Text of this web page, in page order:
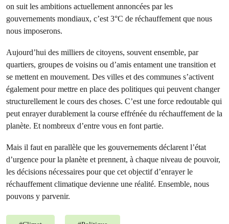
on suit les ambitions actuellement annoncées par les
gouvernements mondiaux, c’est 3°C de réchauffement que nous
nous imposerons.
Aujourd’hui des milliers de citoyens, souvent ensemble, par
quartiers, groupes de voisins ou d’amis entament une transition et
se mettent en mouvement. Des villes et des communes s’activent
également pour mettre en place des politiques qui peuvent changer
structurellement le cours des choses. C’est une force redoutable qui
peut enrayer durablement la course effrénée du réchauffement de la
planète. Et nombreux d’entre vous en font partie.
Mais il faut en parallèle que les gouvernements déclarent l’état
d’urgence pour la planète et prennent, à chaque niveau de pouvoir,
les décisions nécessaires pour que cet objectif d’enrayer le
réchauffement climatique devienne une réalité. Ensemble, nous
pouvons y parvenir.